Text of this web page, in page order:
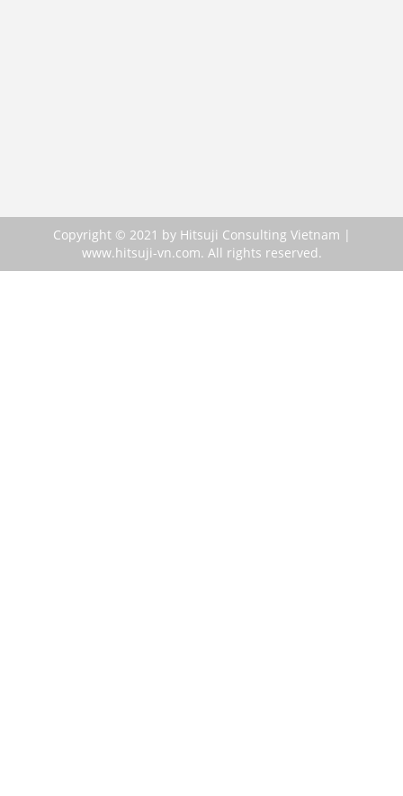
Copyright © 2021 by Hitsuji Consulting Vietnam |
www.hitsuji-vn.com. All rights reserved.